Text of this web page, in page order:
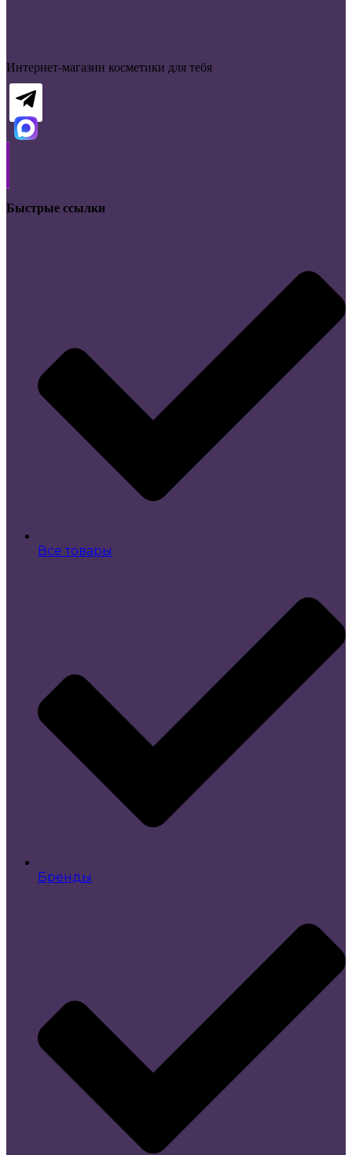
Интернет-магазин косметики для тебя
Быстрые ссылки
Все товары
Бренды